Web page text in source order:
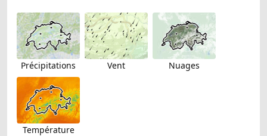
Précipitations Vent Nuages
Température